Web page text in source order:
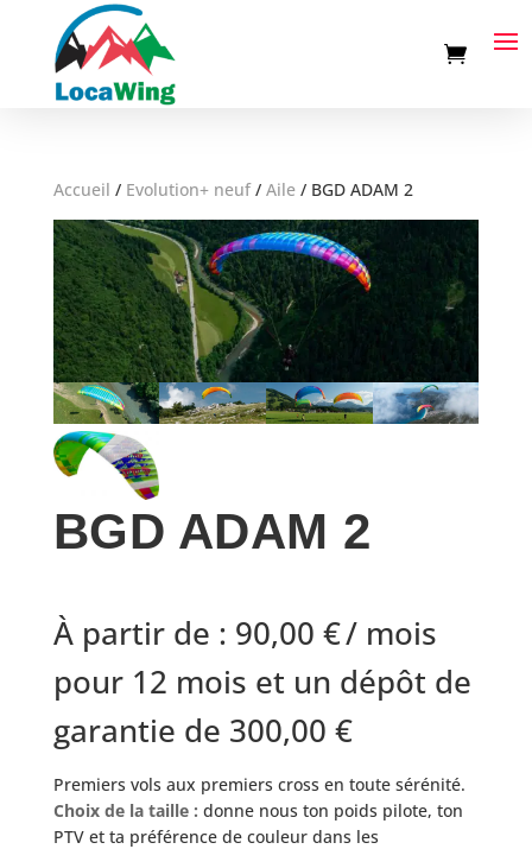
Accueil / Evolution+ neuf/ Aile/ BGD ADAM 2
BGD ADAM 2
À partir de : 90,00 €/ mois
pour 12 mois et un dépôt de
garantie de 300,00 €
Premiers vols aux premiers cross en toute sérénité.
Choix de la taille : donne nous ton poids pilote, ton
PTV et ta préférence de couleur dans les